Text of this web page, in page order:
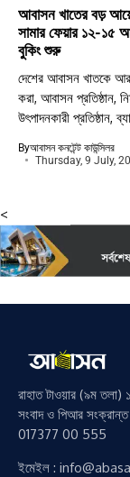
আবাসন খাতের বড়
সামার ফেয়ার ১২-১৫
বুকিং শুরু
দেশের আবাসন খাতকে
করা, আবাসন প্রতিষ্ঠান,
উৎপাদনকারী প্রতিষ্ঠান,
Byআবাসন কনটেন্ট কাউন্সিলর
Thursday, 9 July,
<
রাহাত টাওয়ার (৯ম
সংবাদ ও পিআর
017377 00 555
ইমেইল :